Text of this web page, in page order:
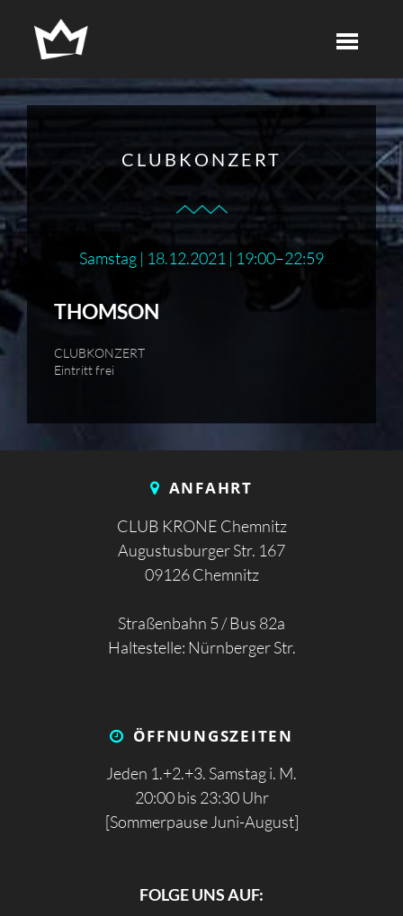
CLUBKONZERT
Samstag | 18.12.2021 | 19:00–22:59
THOMSON
CLUBKONZERT
Eintritt frei
ANFAHRT
CLUB KRONE Chemnitz
Augustusburger Str. 167
09126 Chemnitz
Straßenbahn 5 / Bus 82a
Haltestelle: Nürnberger Str.
ÖFFNUNGS­ZEITEN
Jeden 1.+2.+3. Samstag i. M.
20:00 bis 23:30 Uhr
[Sommerpause Juni-August]
FOLGE UNS AUF: